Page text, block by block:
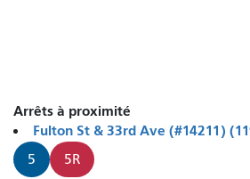
Arrêts à proximité
Fulton St & 33rd Ave (#14211)
5 5R